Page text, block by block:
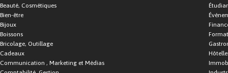
Beauté, Cosmétiques
Bien-être
Bijoux
Boissons
Bricolage, Outillage
Cadeaux
Communication , Marketing et Médias